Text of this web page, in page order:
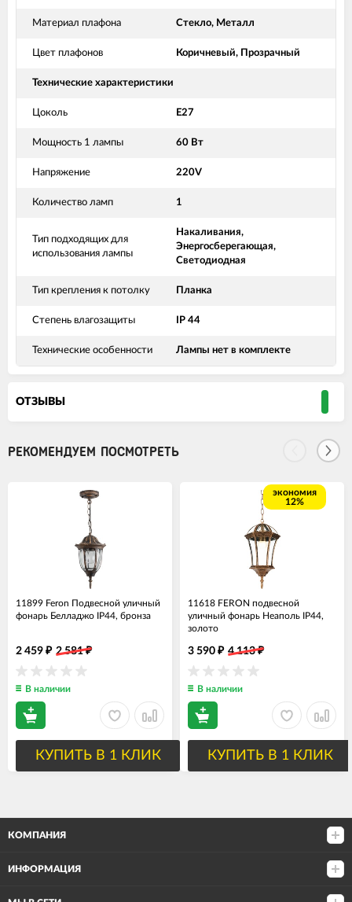
Материал плафона Стекло, Металл
Цвет плафонов Коричневый, Прозрачный
Технические характеристики
Цоколь E27
Мощность 1 лампы 60 Вт
Напряжение 220V
Количество ламп 1
Тип подходящих для
использования лампы
Накаливания,
Энергосберегающая,
Светодиодная
Тип крепления к потолку Планка
Степень влагозащиты IP 44
Технические особенности Лампы нет в комплекте
ОТЗЫВЫ
РЕКОМЕНДУЕМ ПОСМОТРЕТЬ
11899 Feron Подвесной уличный
фонарь Белладжо IP44, бронза
2 459 ₽ 2 581₽
В наличии
КУПИТЬ В 1 КЛИК
экономия
12%
11618 FERON подвесной
уличный фонарь Неаполь IP44,
золото
3 590 ₽ 4 113₽
В наличии
КУПИТЬ В 1 КЛИК
КОМПАНИЯ
ИНФОРМАЦИЯ